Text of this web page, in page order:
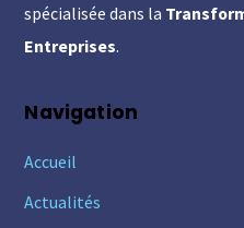
spécialisée dans la
Entreprises.
Navigation
Accueil
Actualités